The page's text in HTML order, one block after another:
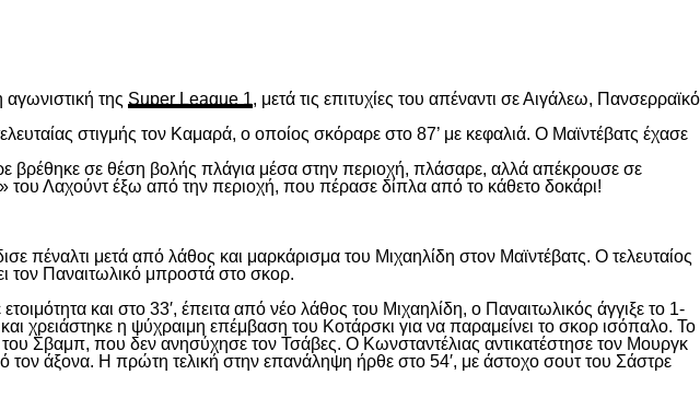
αγωνιστική της Super League 1, μετά τις επιτυχίες του απέναντι σε Αιγάλεω, Πανσερραϊκό
στιγμής τον Καμαρά, ο οποίος σκόραρε στο 87’ με κεφαλιά. Ο Μαϊντέβατς έχασε
βρέθηκε σε θέση βολής πλάγια μέσα στην περιοχή, πλάσαρε, αλλά απέκρουσε σε
του Λαχούντ έξω από την περιοχή, που πέρασε δίπλα από το κάθετο δοκάρι!
μετά από λάθος και μαρκάρισμα του Μιχαηλίδη στον Μαϊντέβατς. Ο τελευταίος
τον Παναιτωλικό μπροστά στο σκορ.
και στο 33′, έπειτα από νέο λάθος του Μιχαηλίδη, ο Παναιτωλικός άγγιξε το 1-
χρειάστηκε η ψύχραιμη επέμβαση του Κοτάρσκι για να παραμείνει το σκορ ισόπαλο. Το
Σβαμπ, που δεν ανησύχησε τον Τσάβες. Ο Κωνσταντέλιας αντικατέστησε τον Μουργκ
τον άξονα. Η πρώτη τελική στην επανάληψη ήρθε στο 54′, με άστοχο σουτ του Σάστρε